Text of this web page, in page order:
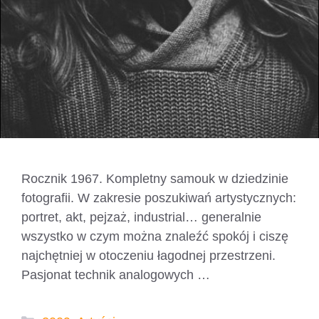
Rocznik 1967. Kompletny samouk w dziedzinie
fotografii. W zakresie poszukiwań artystycznych:
portret, akt, pejzaż, industrial… generalnie
wszystko w czym można znaleźć spokój i ciszę
najchętniej w otoczeniu łagodnej przestrzeni.
Pasjonat technik analogowych …